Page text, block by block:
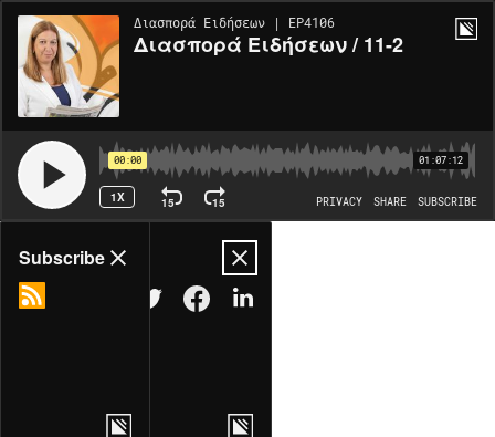
Διασπορά Ειδήσεων | EP4106
Διασπορά Ειδήσεων / 11-2
00:00 01:07:12
1X 15 15 PRIVACY SHARE SUBSCRIBE
Share
MORE OPTIONS
Subscribe